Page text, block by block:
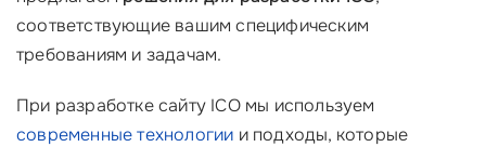
соответствующие вашим специфическим
требованиям и задачам.
При разработке сайту ICO мы используем
современные технологии и подходы, которые